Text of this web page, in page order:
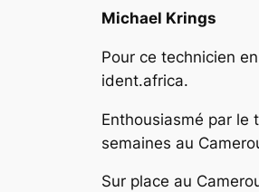
Michael Krings
Pour ce technicien
ident.africa.
Enthousiasmé par le
semaines au
Sur place au